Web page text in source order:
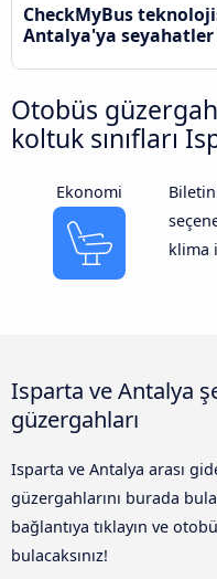
CheckMyBus
Antalya'ya seyahatler
Otobüs
koltuk sınıfları
Ekonomi
klima
Isparta ve Antalya
güzergahları
Isparta ve Antalya arası
güzergahlarını burada
bağlantıya tıklayın ve
bulacaksınız!